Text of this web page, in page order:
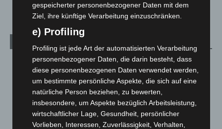
Blaulicht
2.798
Corona-News
712
Hannover und Region
Langenhagen und Ortsteile
3.249
Leserbriefe
gespeicherter personenbezogener Daten mit dem
Ziel, ihre künftige Verarbeitung einzuschränken.
e) Profiling
Profiling ist jede Art der automatisierten Verarbeitung
personenbezogener Daten, die darin besteht, dass
diese personenbezogenen Daten verwendet werden,
um bestimmte persönliche Aspekte, die sich auf eine
natürliche Person beziehen, zu bewerten,
insbesondere, um Aspekte bezüglich Arbeitsleistung,
wirtschaftlicher Lage, Gesundheit, persönlicher
Vorlieben, Interessen, Zuverlässigkeit, Verhalten,